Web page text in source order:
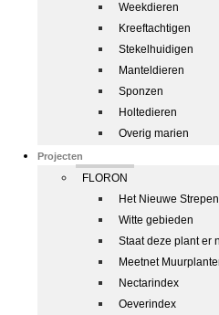
Weekdieren
Kreeftachtigen
Stekelhuidigen
Manteldieren
Sponzen
Holtedieren
Overig marien
Projecten
FLORON
Het Nieuwe Strepen
Witte gebieden
Staat deze plant er
Meetnet
Nectarindex
Oeverindex